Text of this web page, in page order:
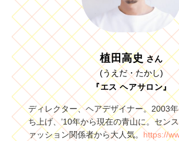
植田高史 さん
(うえだ・たかし)
『エス ヘアサロン』
ディレクター、ヘアデザイナー。2003
ち上げ、’10年から現在の青山に。セン
ァッション関係者から大人気。 https://